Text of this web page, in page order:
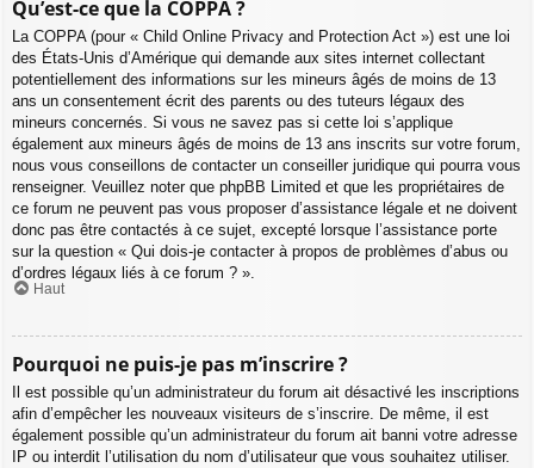
Qu’est-ce que la COPPA ?
La COPPA (pour « Child Online Privacy and Protection Act ») est une loi
des États-Unis d’Amérique qui demande aux sites internet collectant
potentiellement des informations sur les mineurs âgés de moins de 13
ans un consentement écrit des parents ou des tuteurs légaux des
mineurs concernés. Si vous ne savez pas si cette loi s’applique
également aux mineurs âgés de moins de 13 ans inscrits sur votre forum,
nous vous conseillons de contacter un conseiller juridique qui pourra vous
renseigner. Veuillez noter que phpBB Limited et que les propriétaires de
ce forum ne peuvent pas vous proposer d’assistance légale et ne doivent
donc pas être contactés à ce sujet, excepté lorsque l’assistance porte
sur la question « Qui dois-je contacter à propos de problèmes d’abus ou
d’ordres légaux liés à ce forum ? ».
Haut
Pourquoi ne puis-je pas m’inscrire ?
Il est possible qu’un administrateur du forum ait désactivé les inscriptions
afin d’empêcher les nouveaux visiteurs de s’inscrire. De même, il est
également possible qu’un administrateur du forum ait banni votre adresse
IP ou interdit l’utilisation du nom d’utilisateur que vous souhaitez utiliser.